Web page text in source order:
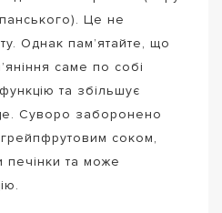
Це не
Однак пам’ятайте, що
саме по собі
та збільшує
Суворо заборонено
соком,
та може